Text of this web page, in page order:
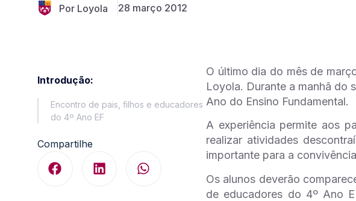
Por Loyola 28 março 2012
Introdução:
Encontro de pais, filhos e educadores
do 4º Ano EF
Compartilhe
O último dia do mês de
Loyola. Durante a manhã do
Ano do Ensino Fundamental.
A experiência permite aos
realizar atividades
importante para a
Os alunos deverão
de educadores do 4º Ano